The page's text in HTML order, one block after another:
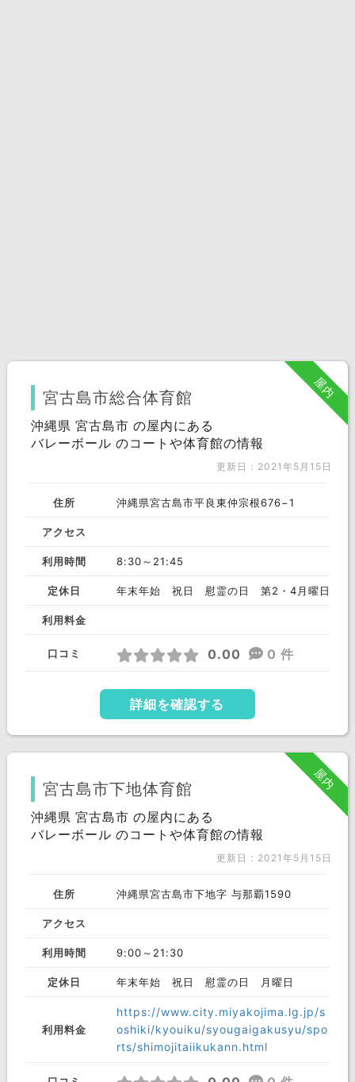
屋内
宮古島市総合体育館
沖縄県 宮古島市 の屋内にある
バレーボール のコートや体育館の情報
更新日：2021年5月15日
住所 沖縄県宮古島市平良東仲宗根676−1
アクセス
利用時間 8:30～21:45
定休日 年末年始 祝日 慰霊の日 第2・4月曜日
利用料金
口コミ 0.00 0 件
詳細を確認する
屋内
宮古島市下地体育館
沖縄県 宮古島市 の屋内にある
バレーボール のコートや体育館の情報
更新日：2021年5月15日
住所 沖縄県宮古島市下地字 与那覇1590
アクセス
利用時間 9:00～21:30
定休日 年末年始 祝日 慰霊の日 月曜日
利用料金
https://www.city.miyakojima.lg.jp/s
oshiki/kyouiku/syougaigakusyu/spo
rts/shimojitaiikukann.html